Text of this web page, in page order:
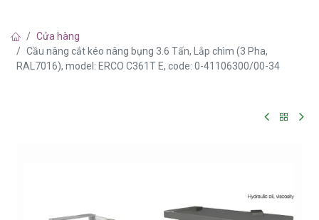
Cửa hàng
Cầu nâng cắt kéo nâng bụng 3.6 Tấn, Lắp chìm (3 Pha,
RAL7016), model: ERCO C361T E, code: 0-41106300/00-34